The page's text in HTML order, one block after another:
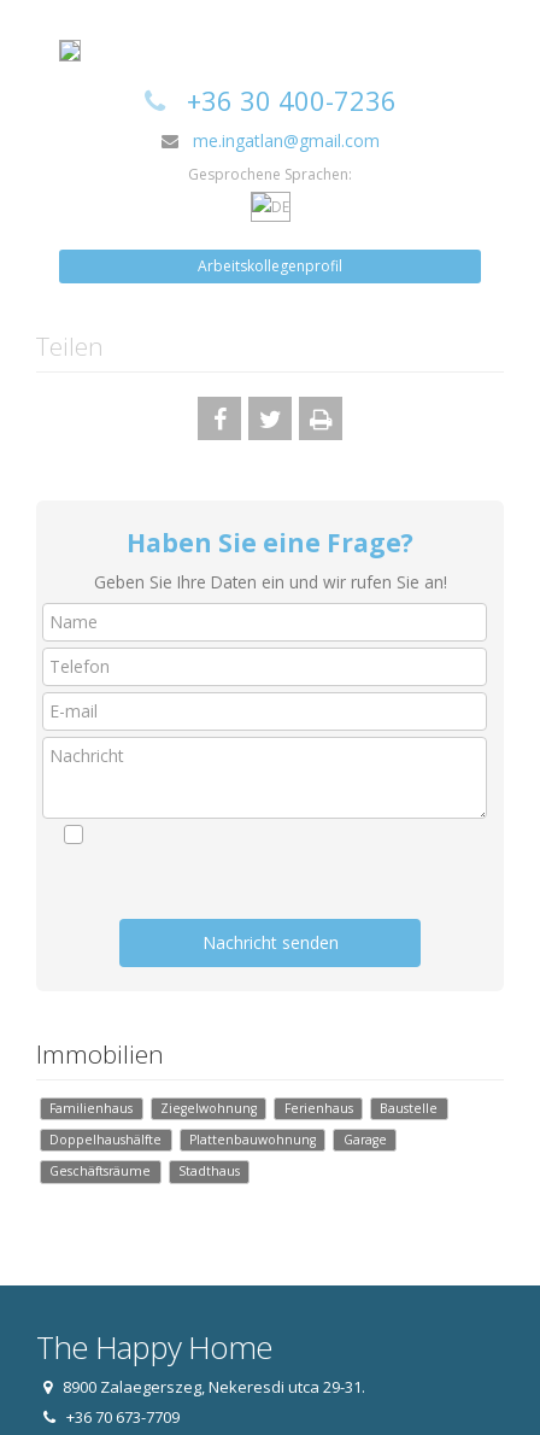
+36 30 400-7236
me.ingatlan@gmail.com
Gesprochene Sprachen:
Arbeitskollegenprofil
Teilen
Haben Sie eine Frage?
Geben Sie Ihre Daten ein und wir rufen Sie an!
Nachricht senden
Immobilien
Familienhaus Ziegelwohnung Ferienhaus
Baustelle
Doppelhaushälfte
Plattenbauwohnung
Garage
Geschäftsräume
Stadthaus
The Happy Home
8900 Zalaegerszeg, Nekeresdi utca 29-31.
+36 70 673-7709